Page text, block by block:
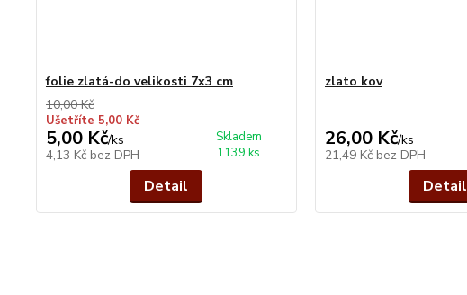
folie zlatá-do velikosti 7x3 cm
10,00 Kč
Ušetříte 5,00 Kč
5,00 Kč/ks
4,13 Kč bez DPH
Skladem
1139 ks
Detail
zlato kov
26,00 Kč/ks
21,49 Kč bez DPH
Detail